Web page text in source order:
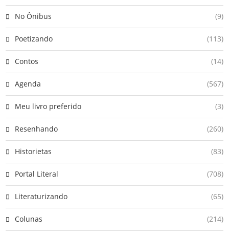
No Ônibus (9)
Poetizando (113)
Contos (14)
Agenda (567)
Meu livro preferido (3)
Resenhando (260)
Historietas (83)
Portal Literal (708)
Literaturizando (65)
Colunas (214)